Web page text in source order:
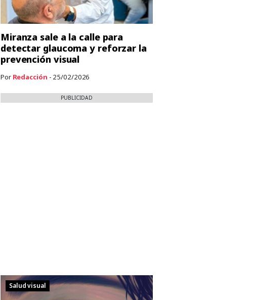
Miranza sale a la calle para
detectar glaucoma y reforzar la
prevención visual
Por Redacción - 25/02/2026
PUBLICIDAD
Salud visual